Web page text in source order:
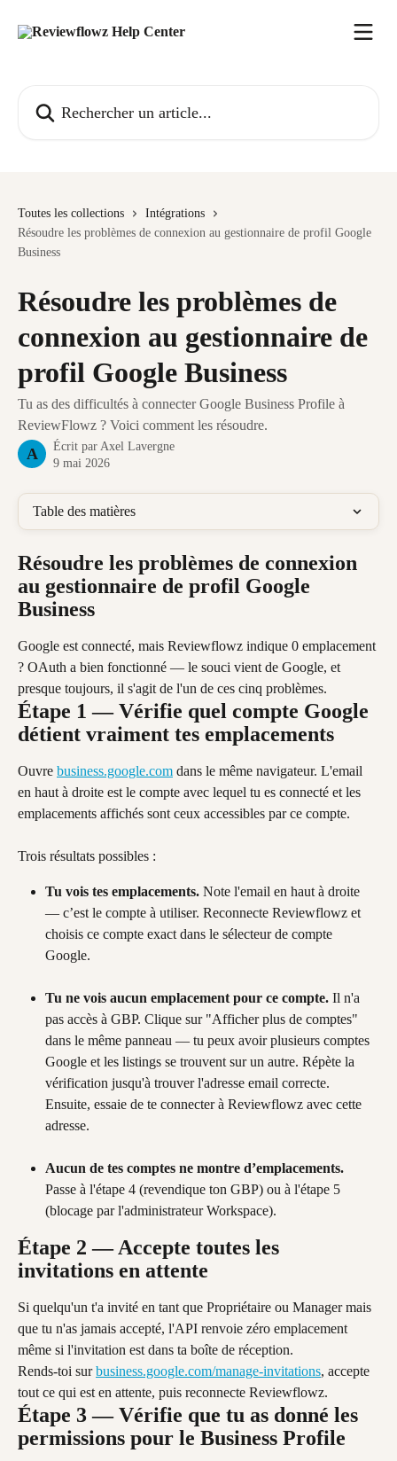
Toutes les collections
Intégrations
Résoudre les problèmes de connexion au gestionnaire de profil Google
Business
Résoudre les problèmes de
connexion au gestionnaire de
profil Google Business
Tu as des difficultés à connecter Google Business Profile à
ReviewFlowz ? Voici comment les résoudre.
A Écrit par Axel Lavergne
9 mai 2026
Table des matières
Résoudre les problèmes de connexion
au gestionnaire de profil Google
Business
Google est connecté, mais Reviewflowz indique 0 emplacement
? OAuth a bien fonctionné — le souci vient de Google, et
presque toujours, il s'agit de l'un de ces cinq problèmes.
Étape 1 — Vérifie quel compte Google
détient vraiment tes emplacements
Ouvre business.google.com dans le même navigateur. L'email
en haut à droite est le compte avec lequel tu es connecté et les
emplacements affichés sont ceux accessibles par ce compte.
Trois résultats possibles :
Tu vois tes emplacements. Note l'email en haut à droite
— c’est le compte à utiliser. Reconnecte Reviewflowz et
choisis ce compte exact dans le sélecteur de compte
Google.
Tu ne vois aucun emplacement pour ce compte. Il n'a
pas accès à GBP. Clique sur "Afficher plus de comptes"
dans le même panneau — tu peux avoir plusieurs comptes
Google et les listings se trouvent sur un autre. Répète la
vérification jusqu'à trouver l'adresse email correcte.
Ensuite, essaie de te connecter à Reviewflowz avec cette
adresse.
Aucun de tes comptes ne montre d’emplacements.
Passe à l'étape 4 (revendique ton GBP) ou à l'étape 5
(blocage par l'administrateur Workspace).
Étape 2 — Accepte toutes les
invitations en attente
Si quelqu'un t'a invité en tant que Propriétaire ou Manager mais
que tu n'as jamais accepté, l'API renvoie zéro emplacement
même si l'invitation est dans ta boîte de réception.
Rends-toi sur business.google.com/manage-invitations, accepte
tout ce qui est en attente, puis reconnecte Reviewflowz.
Étape 3 — Vérifie que tu as donné les
permissions pour le Business Profile